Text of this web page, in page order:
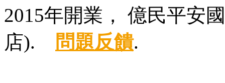
2015年開業， 億民平安
店).
問題反饋.